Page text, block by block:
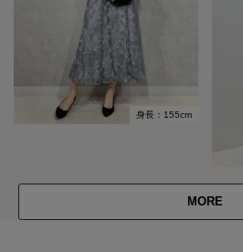
身長：155cm
MORE